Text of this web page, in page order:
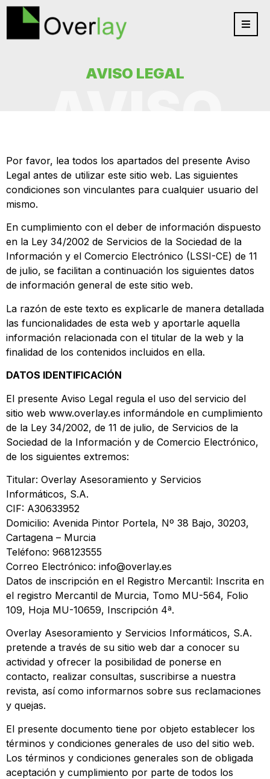
AVISO LEGAL
LEGAL
Por favor, lea todos los apartados del presente Aviso
Legal antes de utilizar este sitio web. Las siguientes
condiciones son vinculantes para cualquier usuario del
mismo.
En cumplimiento con el deber de información dispuesto
en la Ley 34/2002 de Servicios de la Sociedad de la
Información y el Comercio Electrónico (LSSI-CE) de 11
de julio, se facilitan a continuación los siguientes datos
de información general de este sitio web.
La razón de este texto es explicarle de manera detallada
las funcionalidades de esta web y aportarle aquella
información relacionada con el titular de la web y la
finalidad de los contenidos incluidos en ella.
DATOS IDENTIFICACIÓN
El presente Aviso Legal regula el uso del servicio del
sitio web www.overlay.es informándole en cumplimiento
de la Ley 34/2002, de 11 de julio, de Servicios de la
Sociedad de la Información y de Comercio Electrónico,
de los siguientes extremos:
Titular: Overlay Asesoramiento y Servicios
Informáticos, S.A.
CIF: A30633952
Domicilio: Avenida Pintor Portela, Nº 38 Bajo, 30203,
Cartagena – Murcia
Teléfono: 968123555
Correo Electrónico: info@overlay.es
Datos de inscripción en el Registro Mercantil: Inscrita en
el registro Mercantil de Murcia, Tomo MU-564, Folio
109, Hoja MU-10659, Inscripción 4ª.
Overlay Asesoramiento y Servicios Informáticos, S.A.
pretende a través de su sitio web dar a conocer su
actividad y ofrecer la posibilidad de ponerse en
contacto, realizar consultas, suscribirse a nuestra
revista, así como informarnos sobre sus reclamaciones
y quejas.
El presente documento tiene por objeto establecer los
términos y condiciones generales de uso del sitio web.
Los términos y condiciones generales son de obligada
aceptación y cumplimiento por parte de todos los